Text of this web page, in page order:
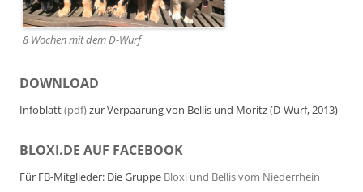
8 Wochen mit dem D-Wurf
DOWNLOAD
Infoblatt(pdf)zur Verpaarung von Bellis und Moritz (D-Wurf, 2013)
BLOXI.DE AUF FACEBOOK
Für FB-Mitglieder: Die Gruppe Bloxi und Bellis vom Niederrhein